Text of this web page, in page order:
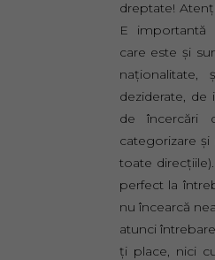
dreptate!
E importantă
care este şi
deziderate, de
de încercări
categorizare
toate
perfect la
nu încearcă
atunci
ţi place, nici